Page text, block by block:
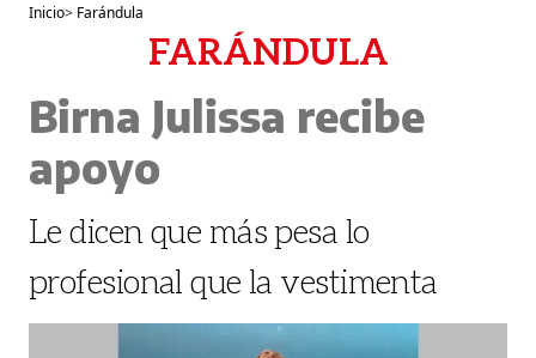
Inicio> Farándula
FARÁNDULA
Birna Julissa recibe
apoyo
Le dicen que más pesa lo
profesional que la vestimenta